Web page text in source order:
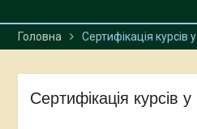
Головна Сертифікація курсів
Сертифікація курсів